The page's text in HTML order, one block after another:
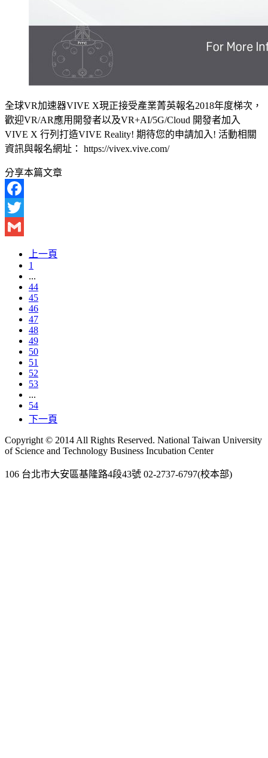
全球VR加速器VIVE X現正接受產業菁英報名2018年度梯次，
歡迎VR/AR應用開發者以及VR+AI/5G/Cloud 開發者加入
VIVE X 行列打造VIVE Reality! 期待您的申請加入! 活動相關
資訊與報名網址： https://vivex.vive.com/
分享本篇文章
Facebook
Twitter
上一頁
1
...
44
45
46
47
48
49
50
51
52
53
...
54
下一頁
Copyright © 2014 All Rights Reserved. National Taiwan University
of Science and Technology Business Incubation Center
106 台北市大安區基隆路4段43號 02-2737-6797(校本部)